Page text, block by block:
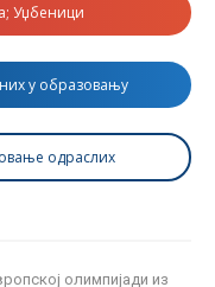
Уџбеници
у образовању
одраслих
олимпијади из